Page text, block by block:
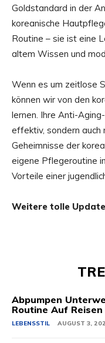
Goldstandard in der
koreanische
Routine – sie ist eine
altem Wissen und
Wenn es um zeitlose
können wir von den
lernen. Ihre Anti-
effektiv, sondern auch
Geheimnisse der
eigene Pflegeroutine
Vorteile einer
Weitere tolle
Abpumpen
Routine Auf Reisen
LEBENSSTIL AUGUST 3,